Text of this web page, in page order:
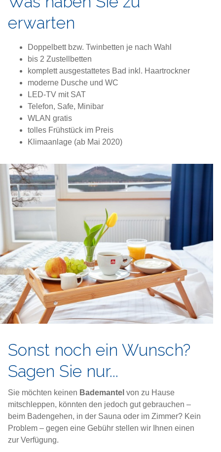
erwarten
Doppelbett bzw. Twinbetten je nach Wahl
bis 2 Zustellbetten
komplett ausgestattetes Bad inkl. Haartrockner
moderne Dusche und WC
LED-TV mit SAT
Telefon, Safe, Minibar
WLAN gratis
tolles Frühstück im Preis
Klimaanlage (ab Mai 2020)
Sonst noch ein Wunsch?
Sagen Sie nur...
Sie möchten keinen Bademantel von zu Hause
mitschleppen, könnten den jedoch gut gebrauchen –
beim Badengehen, in der Sauna oder im Zimmer? Kein
Problem – gegen eine Gebühr stellen wir Ihnen einen
zur Verfügung.